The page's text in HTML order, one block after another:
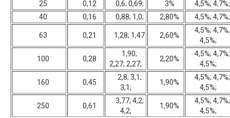
25
0,12 0,6; 0,69; 3%
4,5%; 4,7%;
40
0,16 0,88; 1,0; 2,80% 4,5%; 4,7%;
63 0,21 1,28; 1,47 2,60%
4,5%; 4,7%;
4,5%;
100 0,28
1,90;
2,27; 2,27;
2,20%
4,5%; 4,7%;
4,5%;
160 0,45
2,8; 3,1;
3,1;
1,90%
4,5%; 4,7%;
4,5%;
250 0,61
3,77; 4,2;
4,2;
1,90%
4,5%; 4,7%;
4,5%;